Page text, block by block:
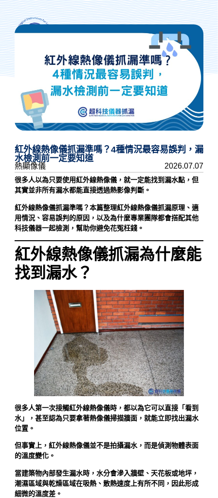
抓漏專人諮詢
紅外線熱像儀抓漏準嗎？4種情況最容易誤判，漏
水檢測前一定要知道
熱顯像儀 2026.07.07
很多人以為只要使用紅外線熱像儀，就一定能找到漏水點，但
其實並非所有漏水都能直接透過熱影像判斷。
紅外線熱像儀抓漏準嗎？本篇整理紅外線熱像儀抓漏原理、適
用情況、容易誤判的原因，以及為什麼專業團隊都會搭配其他
科技儀器一起檢測，幫助你避免花冤枉錢。
紅外線熱像儀抓漏為什麼能
找到漏水？
很多人第一次接觸紅外線熱像儀時，都以為它可以直接「看到
水」，甚至認為只要拿著熱像儀掃描牆面，就能立即找出漏水
位置。
但事實上，紅外線熱像儀並不是拍攝漏水，而是偵測物體表面
的溫度變化。
當建築物內部發生漏水時，水分會滲入牆壁、天花板或地坪，
潮濕區域與乾燥區域在吸熱、散熱速度上有所不同，因此形成
細微的溫度差。